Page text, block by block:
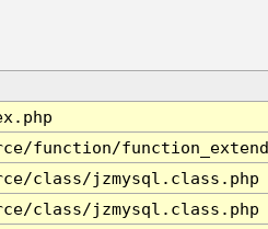
function/
class/jzmysql.class.php
class/jzmysql.class.php